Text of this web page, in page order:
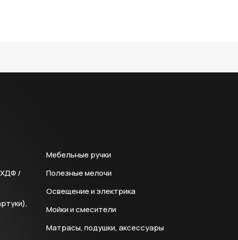
/
Мебельные ручки
Полезные мелочи
Освещение и электрика
Мойки и смесители
Матрасы, подушки, аксессуары